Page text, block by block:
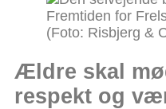
Fremtiden for
(Foto: Risbjerg &
Ældre skal
respekt og